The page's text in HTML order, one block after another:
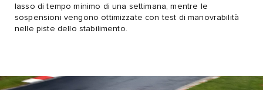
lasso di tempo minimo di una settimana, mentre le
sospensioni vengono ottimizzate con test di manovrabilità
nelle piste dello stabilimento.